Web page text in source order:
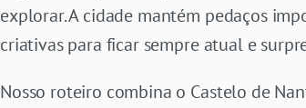
explorar. A cidade mantém pedaços
criativas para ficar sempre atual e
Nosso roteiro combina o Castelo de